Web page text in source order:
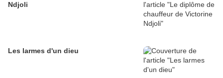
Ndjoli
Les larmes d'un dieu